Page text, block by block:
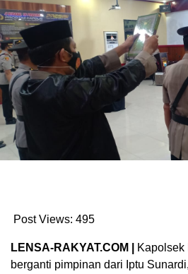
Post Views: 495
LENSA-RAKYAT.COM |
Kapolsek
berganti pimpinan dari Iptu